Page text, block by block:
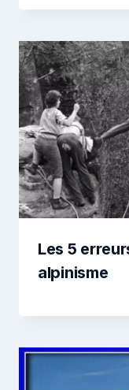
Les 5
alpinisme